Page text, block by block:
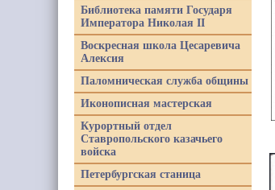
Библиотека памяти Государя
Императора Николая II
Воскресная школа Цесаревича
Алексия
Паломническая служба общины
Иконописная мастерская
Курортный отдел
Ставропольского казачьего
войска
Петербургская станица